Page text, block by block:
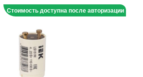
Стоимость доступна после авторизации